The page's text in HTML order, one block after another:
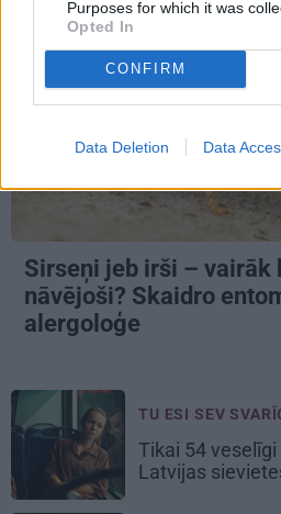
Purposes for which it was
Opted In
CONFIRM
Data Deletion Data
AKTUĀLI
Sirseņi jeb irši – vairāk
nāvējoši? Skaidro
alergoloģe
TU ESI SEV
Tikai 54
Latvijas